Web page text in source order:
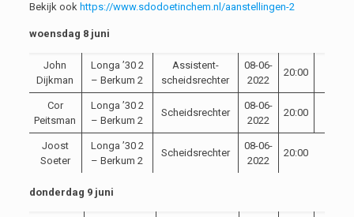
Bekijk ook https://www.sdodoetinchem.nl/aanstellingen-2
woensdag 8 juni
John
Dijkman
Longa ’30 2
– Berkum 2
Assistent-
scheidsrechter
08-06-
2022
20:00
Cor
Peitsman
Longa ’30 2
– Berkum 2
Scheidsrechter
08-06-
2022
20:00
Joost
Soeter
Longa ’30 2
– Berkum 2
Scheidsrechter
08-06-
2022
20:00
donderdag 9 juni